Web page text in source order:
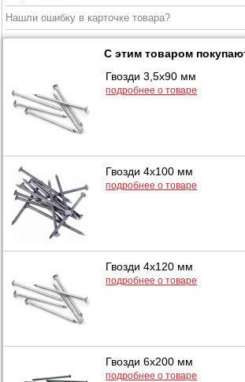
Нашли ошибку в карточке товара?
С этим товаром
Гвозди 3,5х90 мм
подробнее о товаре
Гвозди 4х100 мм
подробнее о товаре
Гвозди 4х120 мм
подробнее о товаре
Гвозди 6х200 мм
подробнее о товаре